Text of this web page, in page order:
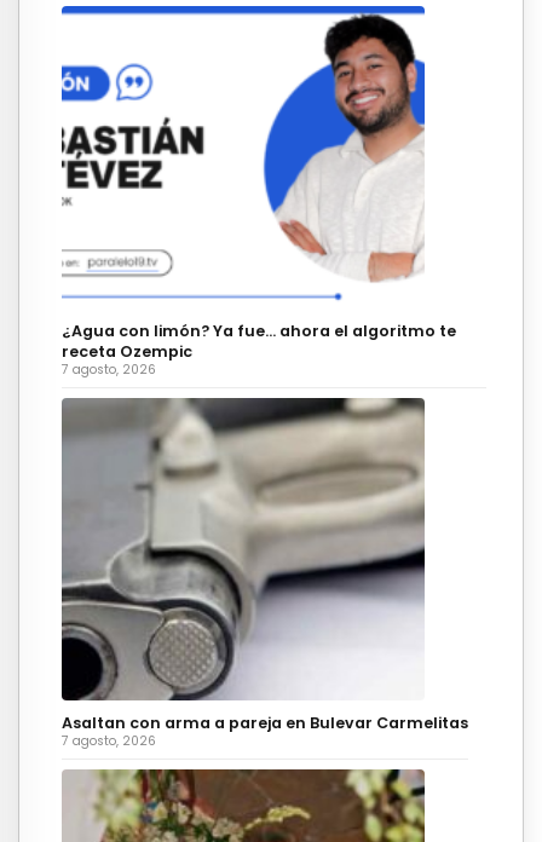
¿Agua con limón? Ya fue… ahora el algoritmo te
receta Ozempic
7 agosto, 2026
Asaltan con arma a pareja en Bulevar Carmelitas
7 agosto, 2026